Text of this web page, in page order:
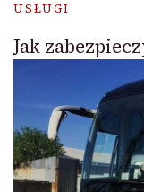
USŁUGI
Jak